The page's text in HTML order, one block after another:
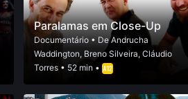
Paralamas em Close-Up
Documentário• DeAndrucha
Waddington, Breno Silveira, Cláudio
Torres• 52 min •